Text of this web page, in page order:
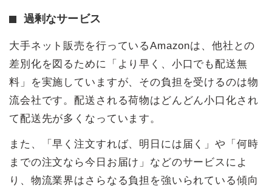
過剰なサービス
大手ネット販売を行っているAmazonは、他社との
差別化を図るために「より早く、小口でも配送無
料」を実施していますが、その負担を受けるのは物
流会社です。配送される荷物はどんどん小口化され
て配送先が多くなっています。
また、「早く注文すれば、明日には届く」や「何時
までの注文なら今日お届け」などのサービスによ
り、物流業界はさらなる負担を強いられている傾向